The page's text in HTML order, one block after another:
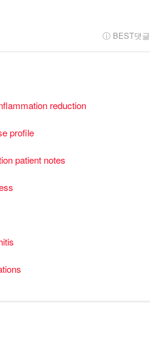
ⓘ BEST댓글
reduction
profile
patient notes